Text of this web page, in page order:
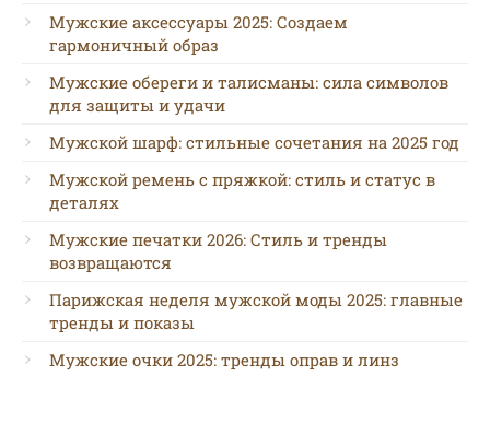
Мужские аксессуары 2025: Создаем
гармоничный образ
Мужские обереги и талисманы: сила символов
для защиты и удачи
Мужской шарф: стильные сочетания на 2025 год
Мужской ремень с пряжкой: стиль и статус в
деталях
Мужские печатки 2026: Стиль и тренды
возвращаются
Парижская неделя мужской моды 2025: главные
тренды и показы
Мужские очки 2025: тренды оправ и линз